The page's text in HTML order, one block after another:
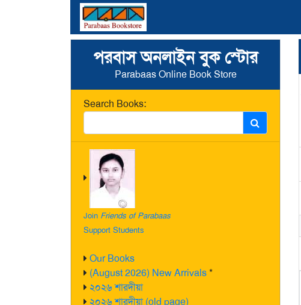
পরবাস অনলাইন বুক স্টোর
Parabaas Online Book Store
Search Books:
Join Friends of Parabaas
Support Students
Our Books
(August 2026) New Arrivals*
২০২৬ শারদীয়া
২০২৬ শারদীয়া (old page)